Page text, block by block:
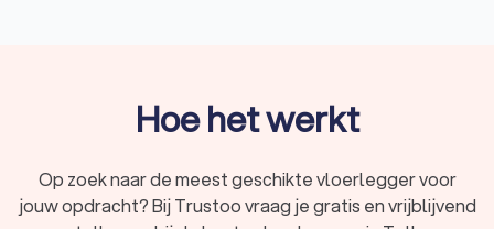
visgraatpatronen. Het werk van een vloerlegger bestaat uit
meerdere stappen, waaronder voorbereiding, installatie en
Een vloerlegger voert de volgende werkzaamheden uit:
Vloer aanleveren: Het vloerbedrijf heeft diverse soorten
vloerbedekking waar je uit kunt kiezen en levert de vloer
Hoe het werkt
Op zoek naar de meest geschikte vloerlegger voor
jouw opdracht? Bij Trustoo vraag je gratis en vrijblijvend